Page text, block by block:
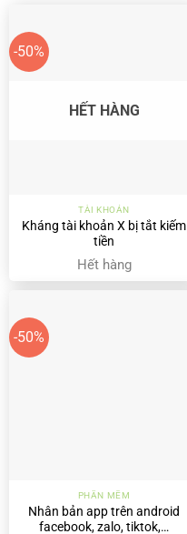
-50%
HẾT HÀNG
TÀI KHOẢN
Kháng tài khoản X bị tắt kiếm
tiền
Hết hàng
-50%
PHẦN MỀM
Nhân bản app trên android
facebook, zalo, tiktok,…